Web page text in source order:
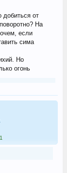
добиться от
На
если
сима
Но
огонь